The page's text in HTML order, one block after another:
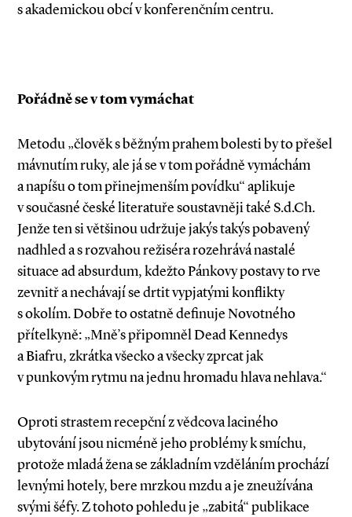
s akademickou obcí v konferenčním centru.
Pořádně se v tom vymáchat
Metodu „člověk s běžným prahem bolesti by to přešel
mávnutím ruky, ale já se v tom pořádně vymáchám
a napíšu o tom přinejmenším povídku“ aplikuje
v současné české literatuře soustavněji také S.d.Ch.
Jenže ten si většinou udržuje jakýs takýs pobavený
nadhled a s rozvahou režiséra rozehrává nastalé
situace ad absurdum, kdežto Pánkovy postavy to rve
zevnitř a nechávají se drtit vypjatými konflikty
s okolím. Dobře to ostatně definuje Novotného
přítelkyně: „Mně’s připomněl Dead Kennedys
a Biafru, zkrátka všecko a všecky zprcat jak
v punkovým rytmu na jednu hromadu hlava nehlava.“
Oproti strastem recepční z vědcova laciného
ubytování jsou nicméně jeho problémy k smíchu,
protože mladá žena se základním vzděláním prochází
levnými hotely, bere mrzkou mzdu a je zneužívána
svými šéfy. Z tohoto pohledu je „zabitá“ publikace